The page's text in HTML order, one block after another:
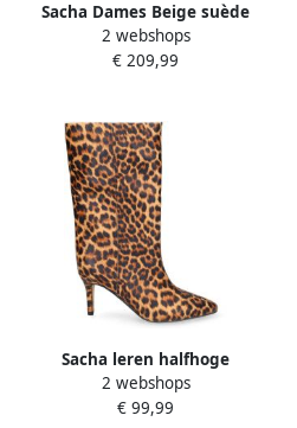
Sacha Dames Beige suède
hoge laarzen
2 webshops
€ 209,99
Sacha leren halfhoge
laarzen met panterprint
beige zwart
2 webshops
€ 99,99